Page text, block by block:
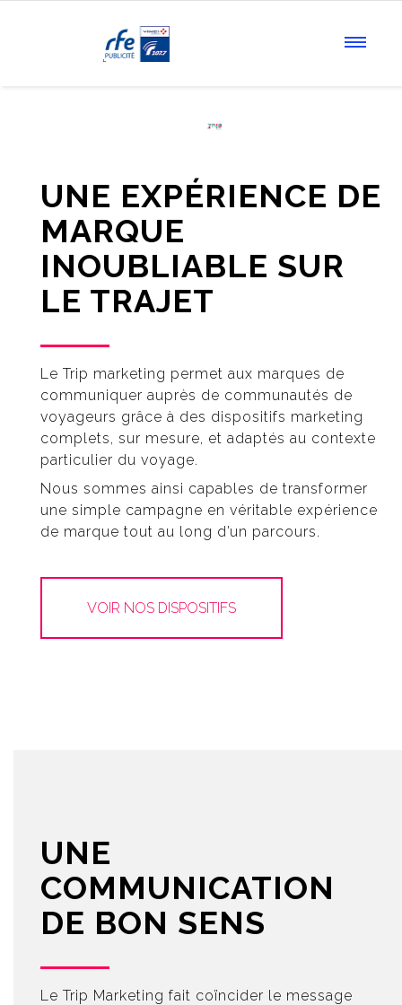
UNE EXPÉRIENCE DE
MARQUE
INOUBLIABLE SUR
LE TRAJET
Le Trip marketing permet aux marques de
communiquer auprès de communautés de
voyageurs grâce à des dispositifs marketing
complets, sur mesure, et adaptés au contexte
particulier du voyage.
Nous sommes ainsi capables de transformer
une simple campagne en véritable expérience
de marque tout au long d’un parcours.
VOIR NOS DISPOSITIFS
UNE
COMMUNICATION
DE BON SENS
Le Trip Marketing fait coïncider le message